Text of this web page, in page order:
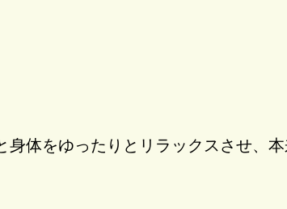
体をゆったりとリラックスさせ、